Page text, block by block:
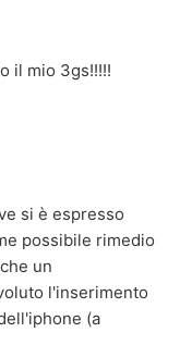
il mio 3gs!!!!!
si è espresso
possibile rimedio
un
l'inserimento
(a